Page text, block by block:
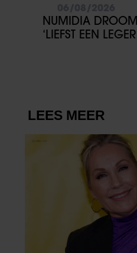
NUMIDIA
‘LIEFST EEN